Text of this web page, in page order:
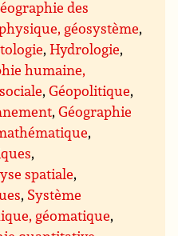
des
géosystème,
,Hydrologie,
humaine,
,Géopolitique,
,Géographie
,
,
spatiale,
, Système
géomatique,